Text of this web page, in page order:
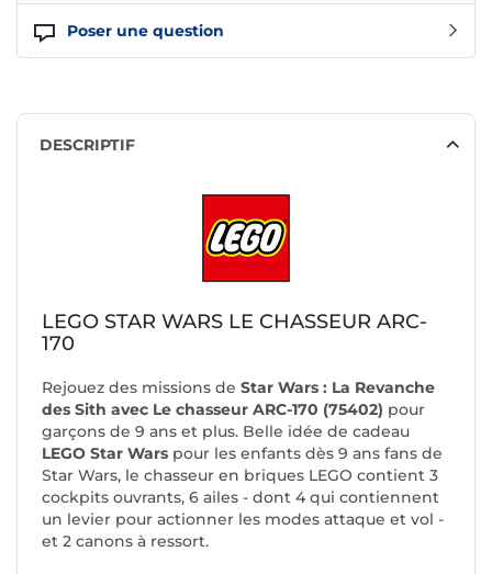
Poser une question
DESCRIPTIF
LEGO STAR WARS LE CHASSEUR ARC-
170
Rejouez des missions de Star Wars : La Revanche
des Sith avec Le chasseur ARC-170 (75402) pour
garçons de 9 ans et plus. Belle idée de cadeau
LEGO Star Wars pour les enfants dès 9 ans fans de
Star Wars, le chasseur en briques LEGO contient 3
cockpits ouvrants, 6 ailes - dont 4 qui contiennent
un levier pour actionner les modes attaque et vol -
et 2 canons à ressort.